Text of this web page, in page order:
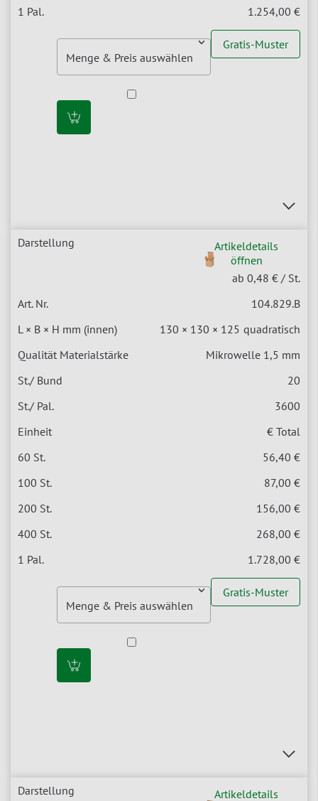
1.254,00 €
Gratis-Muster
Artikeldetails
öffnen
ab 0,48 € / St.
104.829.B
130 × 130 × 125 quadratisch
Mikrowelle 1,5 mm
20
3600
€ Total
56,40 €
87,00 €
156,00 €
268,00 €
1.728,00 €
Gratis-Muster
Artikeldetails